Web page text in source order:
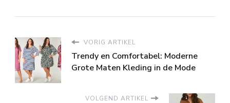
VORIG ARTIKEL
Trendy en Comfortabel: Moderne
Grote Maten Kleding in de Mode
VOLGEND ARTIKEL